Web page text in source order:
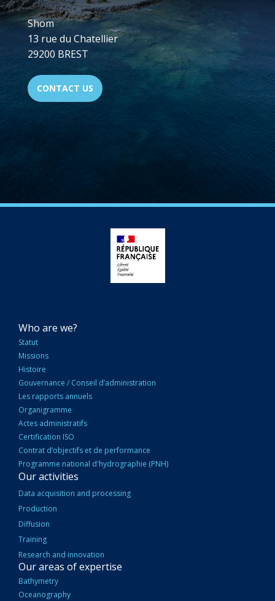
Shom
13 rue du Chatellier
29200 BREST
CONTACT US
NAVIGATION
PRINCIPALE
Who are we?
Statut
Missions
Histoire
Gouvernance / Conseil d’administration
Les rapports annuels
Organigramme
Actes administratifs
Certification ISO
Contrat d’objectifs et de performance
Programme national d'hydrographie (PNH)
Our activities
Data acquisition and processing
Production
Diffusion
Training
Research and innovation
Our areas of expertise
Bathymetry
Oceanography